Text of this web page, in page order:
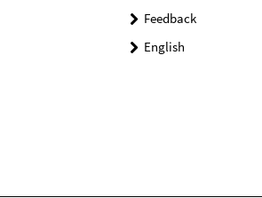
Feedback
English